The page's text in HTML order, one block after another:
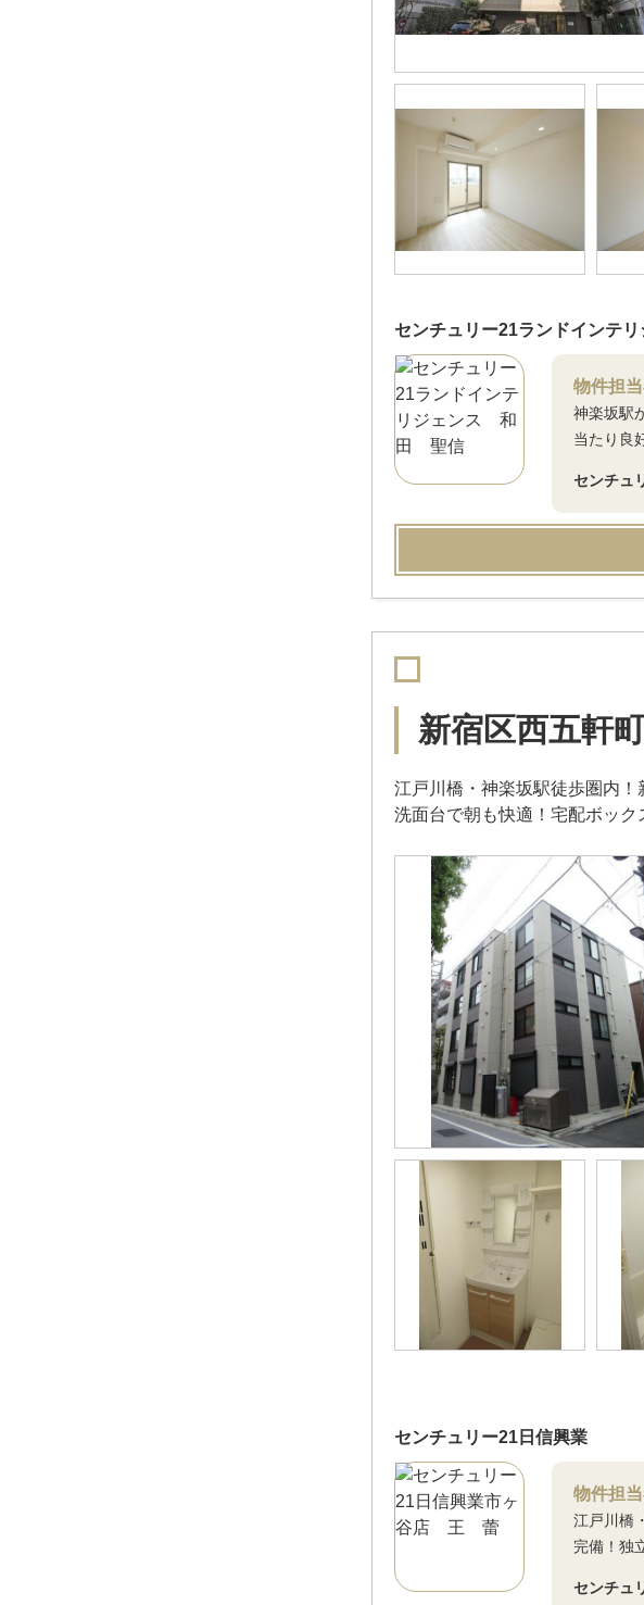
センチュリー21ランドインテリ
物件担
神楽坂駅
当たり良
センチュ
新宿区西五軒
江戸川橋・神楽坂駅徒歩圏内
洗面台で朝も快適！宅配ボック
センチュリー21日信興業
物件担
江戸川橋
完備！独
センチュ